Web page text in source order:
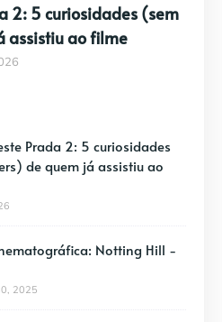
2: 5 curiosidades (sem
assistiu ao filme
Prada 2: 5 curiosidades
de quem já assistiu ao
Notting Hill -
2025